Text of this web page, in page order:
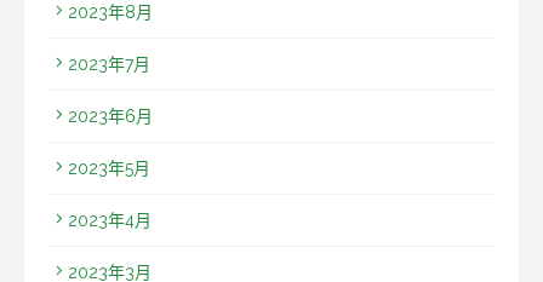
2023年8月
2023年7月
2023年6月
2023年5月
2023年4月
2023年3月